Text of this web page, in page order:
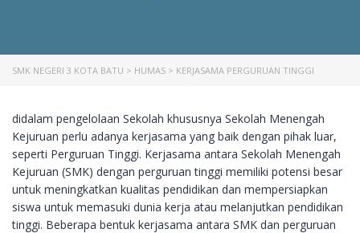
SMK NEGERI 3 KOTA BATU > HUMAS > KERJASAMA PERGURUAN TINGGI
didalam pengelolaan Sekolah khususnya Sekolah Menengah
Kejuruan perlu adanya kerjasama yang baik dengan pihak luar,
seperti Perguruan Tinggi. Kerjasama antara Sekolah Menengah
Kejuruan (SMK) dengan perguruan tinggi memiliki potensi besar
untuk meningkatkan kualitas pendidikan dan mempersiapkan
siswa untuk memasuki dunia kerja atau melanjutkan pendidikan
tinggi. Beberapa bentuk kerjasama antara SMK dan perguruan